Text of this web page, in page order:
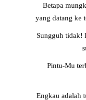
Betapa
yang datang ke
Sungguh tidak!
Pintu-Mu
Engkau adalah